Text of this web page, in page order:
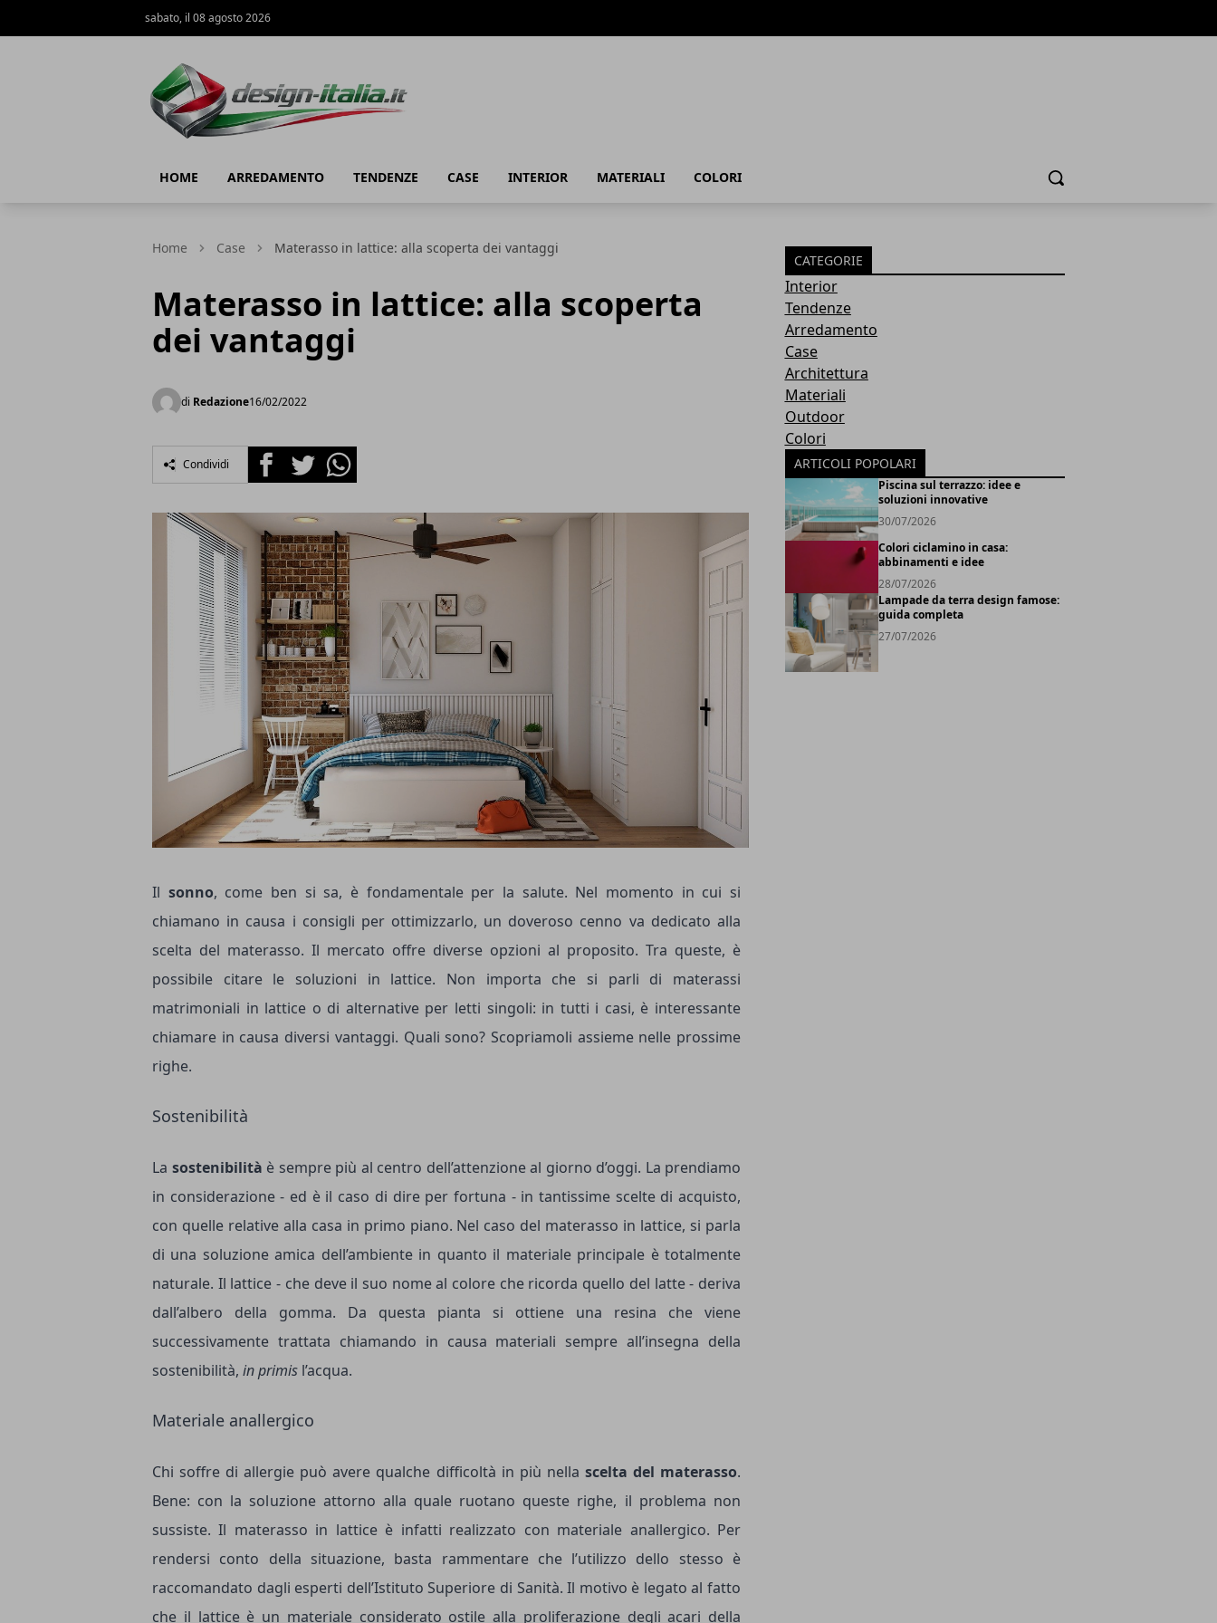
sabato, il 08 agosto 2026
HOME ARREDAMENTO TENDENZE CASE INTERIOR MATERIALI COLORI Cerca
Home Case Materasso in lattice: alla scoperta dei vantaggi
Materasso in lattice: alla scoperta
dei vantaggi
di Redazione16/02/2022
Condividi FacebookTwitterWhatsapp
Il sonno, come ben si sa, è fondamentale per la salute. Nel momento in cui si
chiamano in causa i consigli per ottimizzarlo, un doveroso cenno va dedicato alla
scelta del materasso. Il mercato offre diverse opzioni al proposito. Tra queste, è
possibile citare le soluzioni in lattice. Non importa che si parli di materassi
matrimoniali in lattice o di alternative per letti singoli: in tutti i casi, è interessante
chiamare in causa diversi vantaggi. Quali sono? Scopriamoli assieme nelle prossime
righe.
Sostenibilità
La sostenibilità è sempre più al centro dell’attenzione al giorno d’oggi. La prendiamo
in considerazione - ed è il caso di dire per fortuna - in tantissime scelte di acquisto,
con quelle relative alla casa in primo piano. Nel caso del materasso in lattice, si parla
di una soluzione amica dell’ambiente in quanto il materiale principale è totalmente
naturale. Il lattice - che deve il suo nome al colore che ricorda quello del latte - deriva
dall’albero della gomma. Da questa pianta si ottiene una resina che viene
successivamente trattata chiamando in causa materiali sempre all’insegna della
sostenibilità, in primis l’acqua.
Materiale anallergico
Chi soffre di allergie può avere qualche difficoltà in più nella scelta del materasso.
Bene: con la soluzione attorno alla quale ruotano queste righe, il problema non
sussiste. Il materasso in lattice è infatti realizzato con materiale anallergico. Per
rendersi conto della situazione, basta rammentare che l’utilizzo dello stesso è
raccomandato dagli esperti dell’Istituto Superiore di Sanità. Il motivo è legato al fatto
che il lattice è un materiale considerato ostile alla proliferazione degli acari della
CATEGORIE
Interior
Tendenze
Arredamento
Case
Architettura
Materiali
Outdoor
Colori
ARTICOLI POPOLARI
Piscina sul terrazzo: idee e
soluzioni innovative
30/07/2026
Colori ciclamino in casa:
abbinamenti e idee
28/07/2026
Lampade da terra design famose:
guida completa
27/07/2026